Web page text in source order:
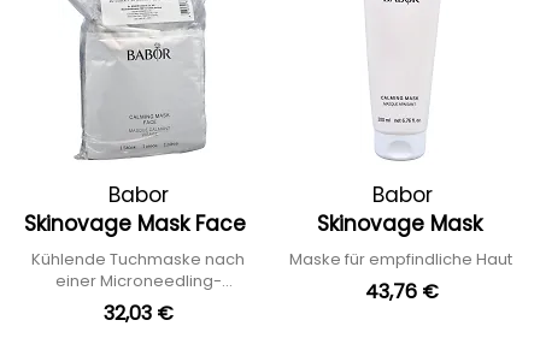
Babor
Skinovage Mask Face
Kühlende Tuchmaske nach
einer Microneedling-
Behandlung
32,03 €
Babor
Skinovage Mask
Maske für empfindliche Haut
43,76 €